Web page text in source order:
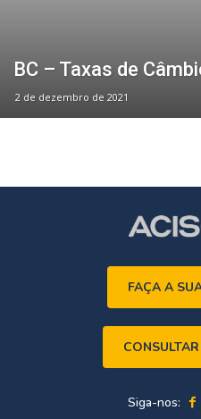
BC – Taxas de
2 de dezembro de 2021
FAÇA A
Siga-nos: